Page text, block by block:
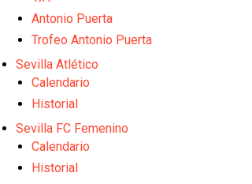
Oso es el siguiente en la lista para
Banquillos confirmados: así queda
Previa | El Sevilla FC cierra la
Antonio Puerta
Trofeo Antonio Puerta
Sevilla Atlético
Calendario
Historial
Sevilla FC Femenino
Calendario
Historial